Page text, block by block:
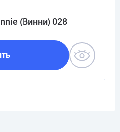
(Винни) 028